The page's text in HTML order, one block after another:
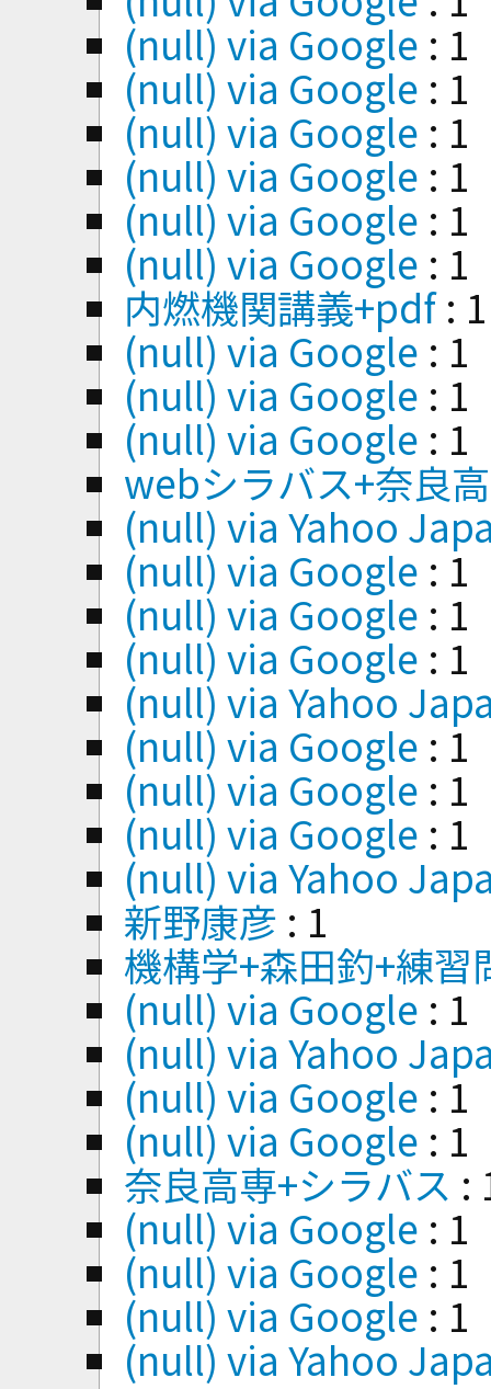
(null) via Google : 1
(null) via Google : 1
(null) via Google : 1
(null) via Google : 1
(null) via Google : 1
(null) via Google : 1
内燃機関講義+pdf: 1
(null) via Google : 1
(null) via Google : 1
(null) via Google : 1
webシラバス+奈良
(null) via Yahoo
(null) via Google : 1
(null) via Google : 1
(null) via Google : 1
(null) via Yahoo
(null) via Google : 1
(null) via Google : 1
(null) via Google : 1
(null) via Yahoo
新野康彦 : 1
機構学+森田釣+練
(null) via Google : 1
(null) via Yahoo
(null) via Google : 1
(null) via Google : 1
奈良高専+シラバス :
(null) via Google : 1
(null) via Google : 1
(null) via Google : 1
(null) via Yahoo